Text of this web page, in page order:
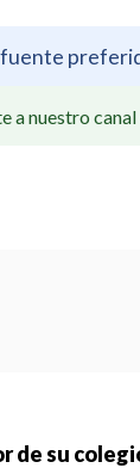
a nuestro canal
de su